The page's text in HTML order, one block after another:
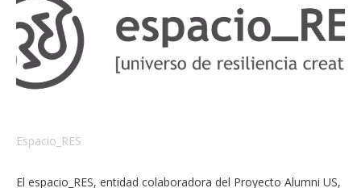
Espacio_RES
El espacio_RES, entidad colaboradora del Proyecto Alumni US,